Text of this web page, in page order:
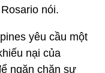
nói.
yêu cầu một
nại của
ngăn chặn sự